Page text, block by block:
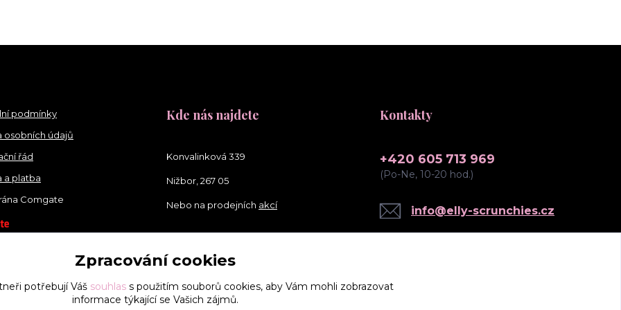
podmínky
osobních údajů
řád
a platba
Comgate
Kde nás najdete
Konvalinková 339
Nižbor, 267 05
Nebo na prodejních akcí
Kontakty
+420 605 713 969
(Po-Ne, 10-20 hod.)
info@elly-scrunchies.cz
Zpracování cookies
potřebují Váš souhlass použitím souborů cookies, aby Vám mohli zobrazovat
informace týkající se Vašich zájmů.